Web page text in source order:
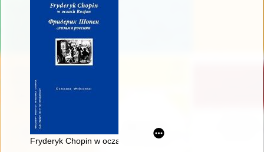
Fryderyk Chopin w oczach Rosjan. Antologia. Friderik źopen